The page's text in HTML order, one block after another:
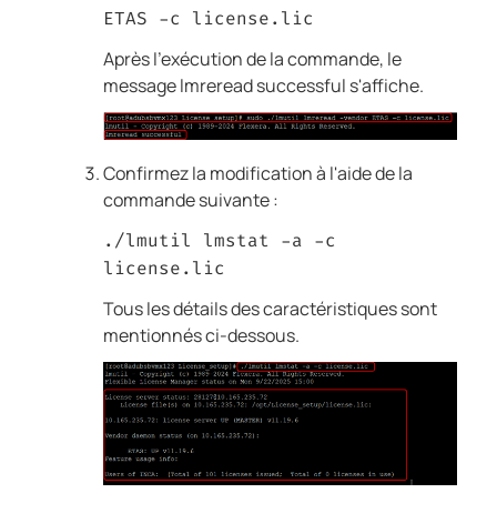
ETAS -c license.lic
Après l'exécution de la commande, le
message lmreread successful s'affiche.
Confirmez la modification à l'aide de la
commande suivante :
./lmutil lmstat -a -c
license.lic
Tous les détails des caractéristiques sont
mentionnés ci-dessous.